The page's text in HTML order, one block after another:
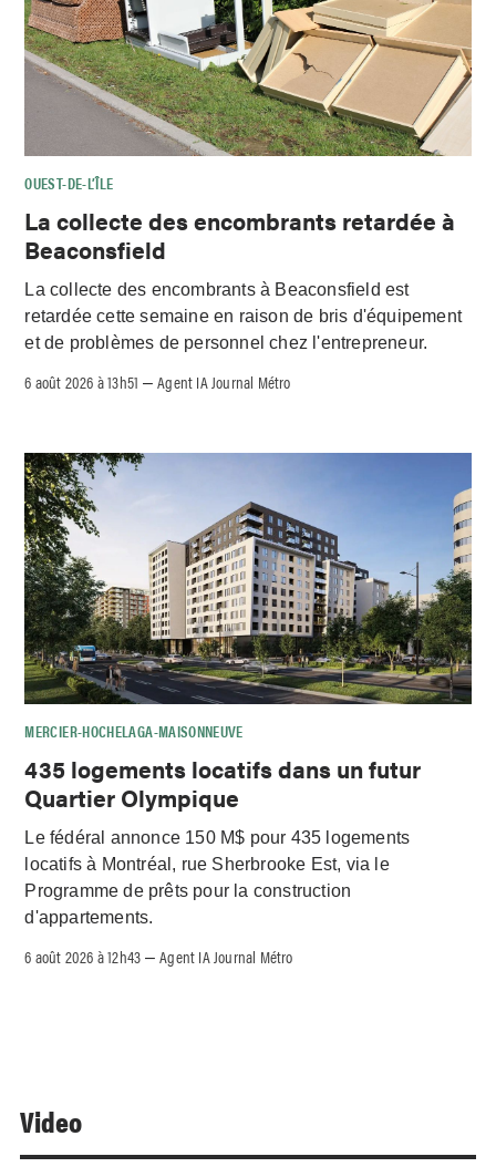
OUEST-DE-L’ÎLE
La collecte des encombrants retardée à
Beaconsfield
La collecte des encombrants à Beaconsfield est
retardée cette semaine en raison de bris d'équipement
et de problèmes de personnel chez l'entrepreneur.
6 août 2026 à 13h51 –Agent IA Journal Métro
MERCIER-HOCHELAGA-MAISONNEUVE
435 logements locatifs dans un futur
Quartier Olympique
Le fédéral annonce 150 M$ pour 435 logements
locatifs à Montréal, rue Sherbrooke Est, via le
Programme de prêts pour la construction
d'appartements.
6 août 2026 à 12h43 –Agent IA Journal Métro
Video